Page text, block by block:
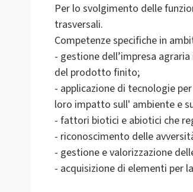
Per lo svolgimento delle
trasversali.
Competenze specifiche in
- gestione dell’impresa
del prodotto finito;
- applicazione di tecnologie
loro impatto sull' ambiente e
- fattori biotici e abiotici che
- riconoscimento delle
- gestione e valorizzazione
- acquisizione di elementi per